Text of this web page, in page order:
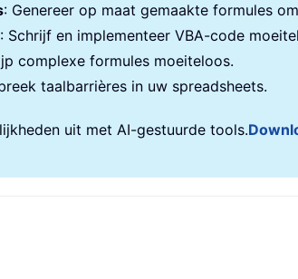
: Genereer op maat gemaakte formules
: Schrijf en implementeer VBA-code
complexe formules moeiteloos.
taalbarrières in uw spreadsheets.
uit met AI-gestuurde tools.